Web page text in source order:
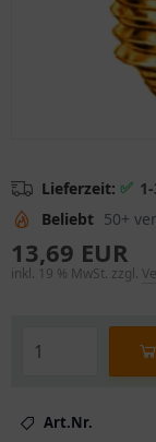
Lieferzeit: ✅
Beliebt 50+
13,69 EUR
inkl. 19 % MwSt. zzgl.
Art.Nr.